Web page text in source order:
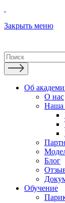
Закрыть меню
Об
О нас
Наша
Блог
Обучение